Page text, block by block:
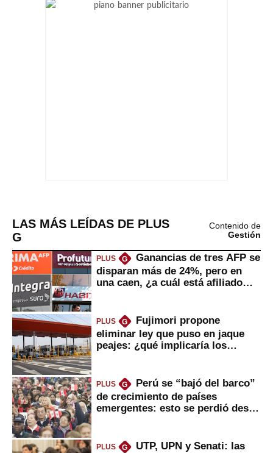
LAS MÁS LEÍDAS DE PLUS
G
Contenido de
Gestión
PLUS G
Ganancias de tres AFP se
disparan más de 24%, pero en
una caen, ¿a cuál está afiliado
PLUS G
Fujimori propone
eliminar ley que puso en jaque
peajes: ¿qué implicaría los
PLUS G
Perú se “bajó del barco”
de crecimiento de países
emergentes: esto se perdió desde
PLUS G
UTP, UPN y Senati: las